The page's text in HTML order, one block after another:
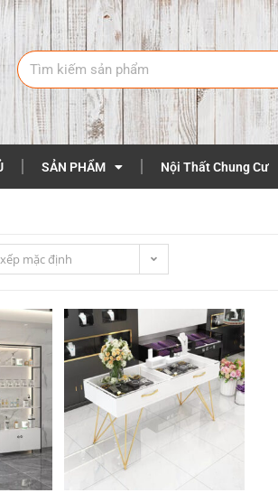
SẢN PHẨM Nội Thất Chung Cư
mặc định